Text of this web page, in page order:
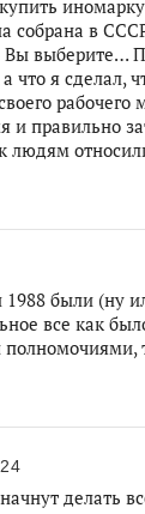
собрана в
выберите…
что я сделал,
рабочего
и правильно
были (ну
все как
делать